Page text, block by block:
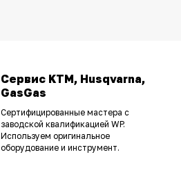
Сертифицированные мастера с
заводской квалификацией WP.
Используем оригинальное
оборудование и инструмент.
Сервис KTM, Husqvarna,
GasGas